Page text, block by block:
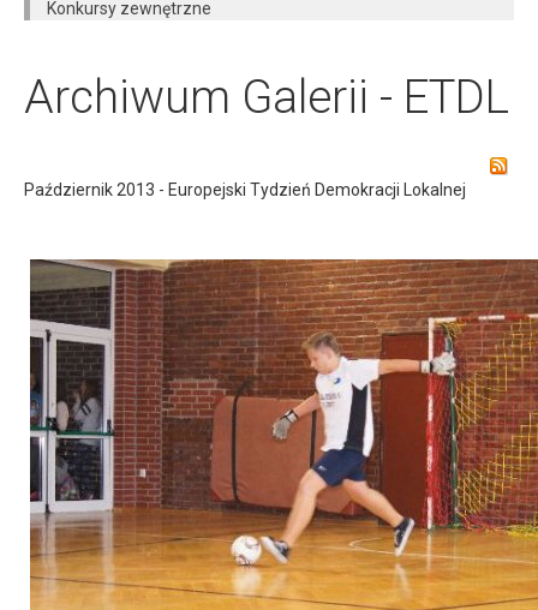
Konkursy zewnętrzne
Archiwum Galerii - ETDL
Październik 2013 - Europejski Tydzień Demokracji Lokalnej